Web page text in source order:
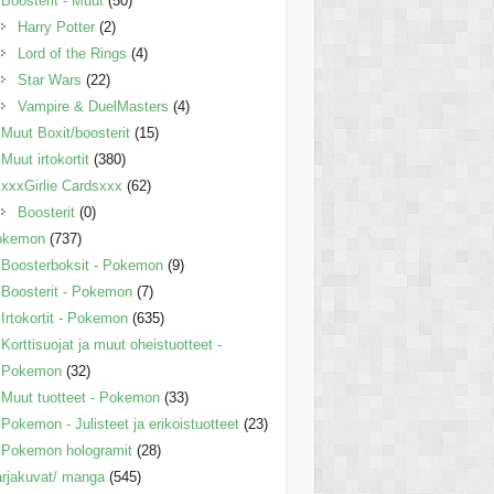
Harry Potter (2)
Lord of the Rings (4)
Star Wars (22)
Vampire & DuelMasters (4)
Muut Boxit/boosterit (15)
Muut irtokortit (380)
xxxGirlie Cardsxxx (62)
Boosterit (0)
(737)
Boosterboksit - Pokemon (9)
Boosterit - Pokemon (7)
Irtokortit - Pokemon (635)
Korttisuojat ja muut oheistuotteet -
Pokemon (32)
Muut tuotteet - Pokemon (33)
Pokemon - Julisteet ja erikoistuotteet (23)
Pokemon hologramit (28)
manga (545)